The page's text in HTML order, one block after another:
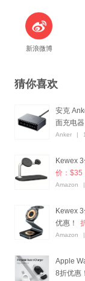
新浪微博
猜你喜欢
安克
面充电器
Anker
Kewex
价：$35
Amazon
Kewex
优惠！
Amazon
Apple
8折优惠！